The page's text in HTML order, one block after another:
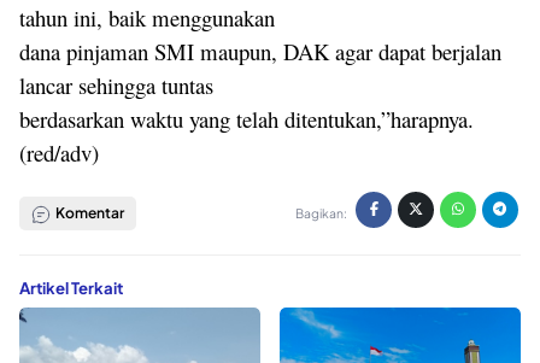
tahun ini, baik menggunakan
dana pinjaman SMI maupun, DAK agar dapat berjalan
lancar sehingga tuntas
berdasarkan waktu yang telah ditentukan,”harapnya.
(red/adv)
Komentar Bagikan:
Artikel Terkait